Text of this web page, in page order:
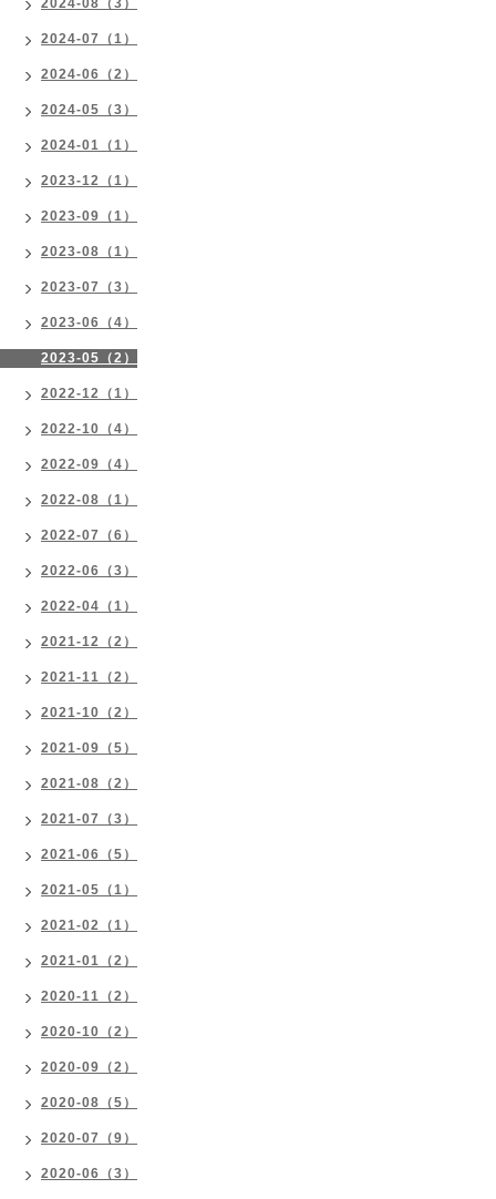
2024-07（1）
2024-06（2）
2024-05（3）
2024-01（1）
2023-12（1）
2023-09（1）
2023-08（1）
2023-07（3）
2023-06（4）
2023-05（2）
2022-12（1）
2022-10（4）
2022-09（4）
2022-08（1）
2022-07（6）
2022-06（3）
2022-04（1）
2021-12（2）
2021-11（2）
2021-10（2）
2021-09（5）
2021-08（2）
2021-07（3）
2021-06（5）
2021-05（1）
2021-02（1）
2021-01（2）
2020-11（2）
2020-10（2）
2020-09（2）
2020-08（5）
2020-07（9）
2020-06（3）